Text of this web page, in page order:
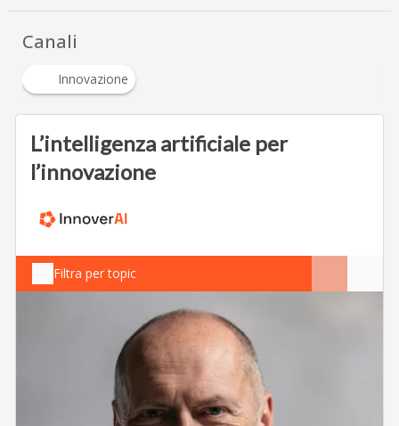
Canali
Innovazione
L’intelligenza artificiale per
l’innovazione
Filtra per topic